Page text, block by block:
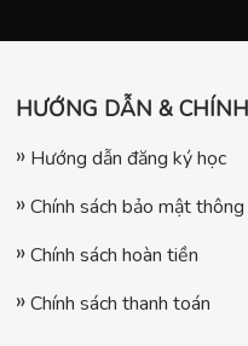
HƯỚNG DẪN &
Hướng dẫn đăng ký học
Chính sách bảo mật
Chính sách hoàn tiền
Chính sách thanh toán